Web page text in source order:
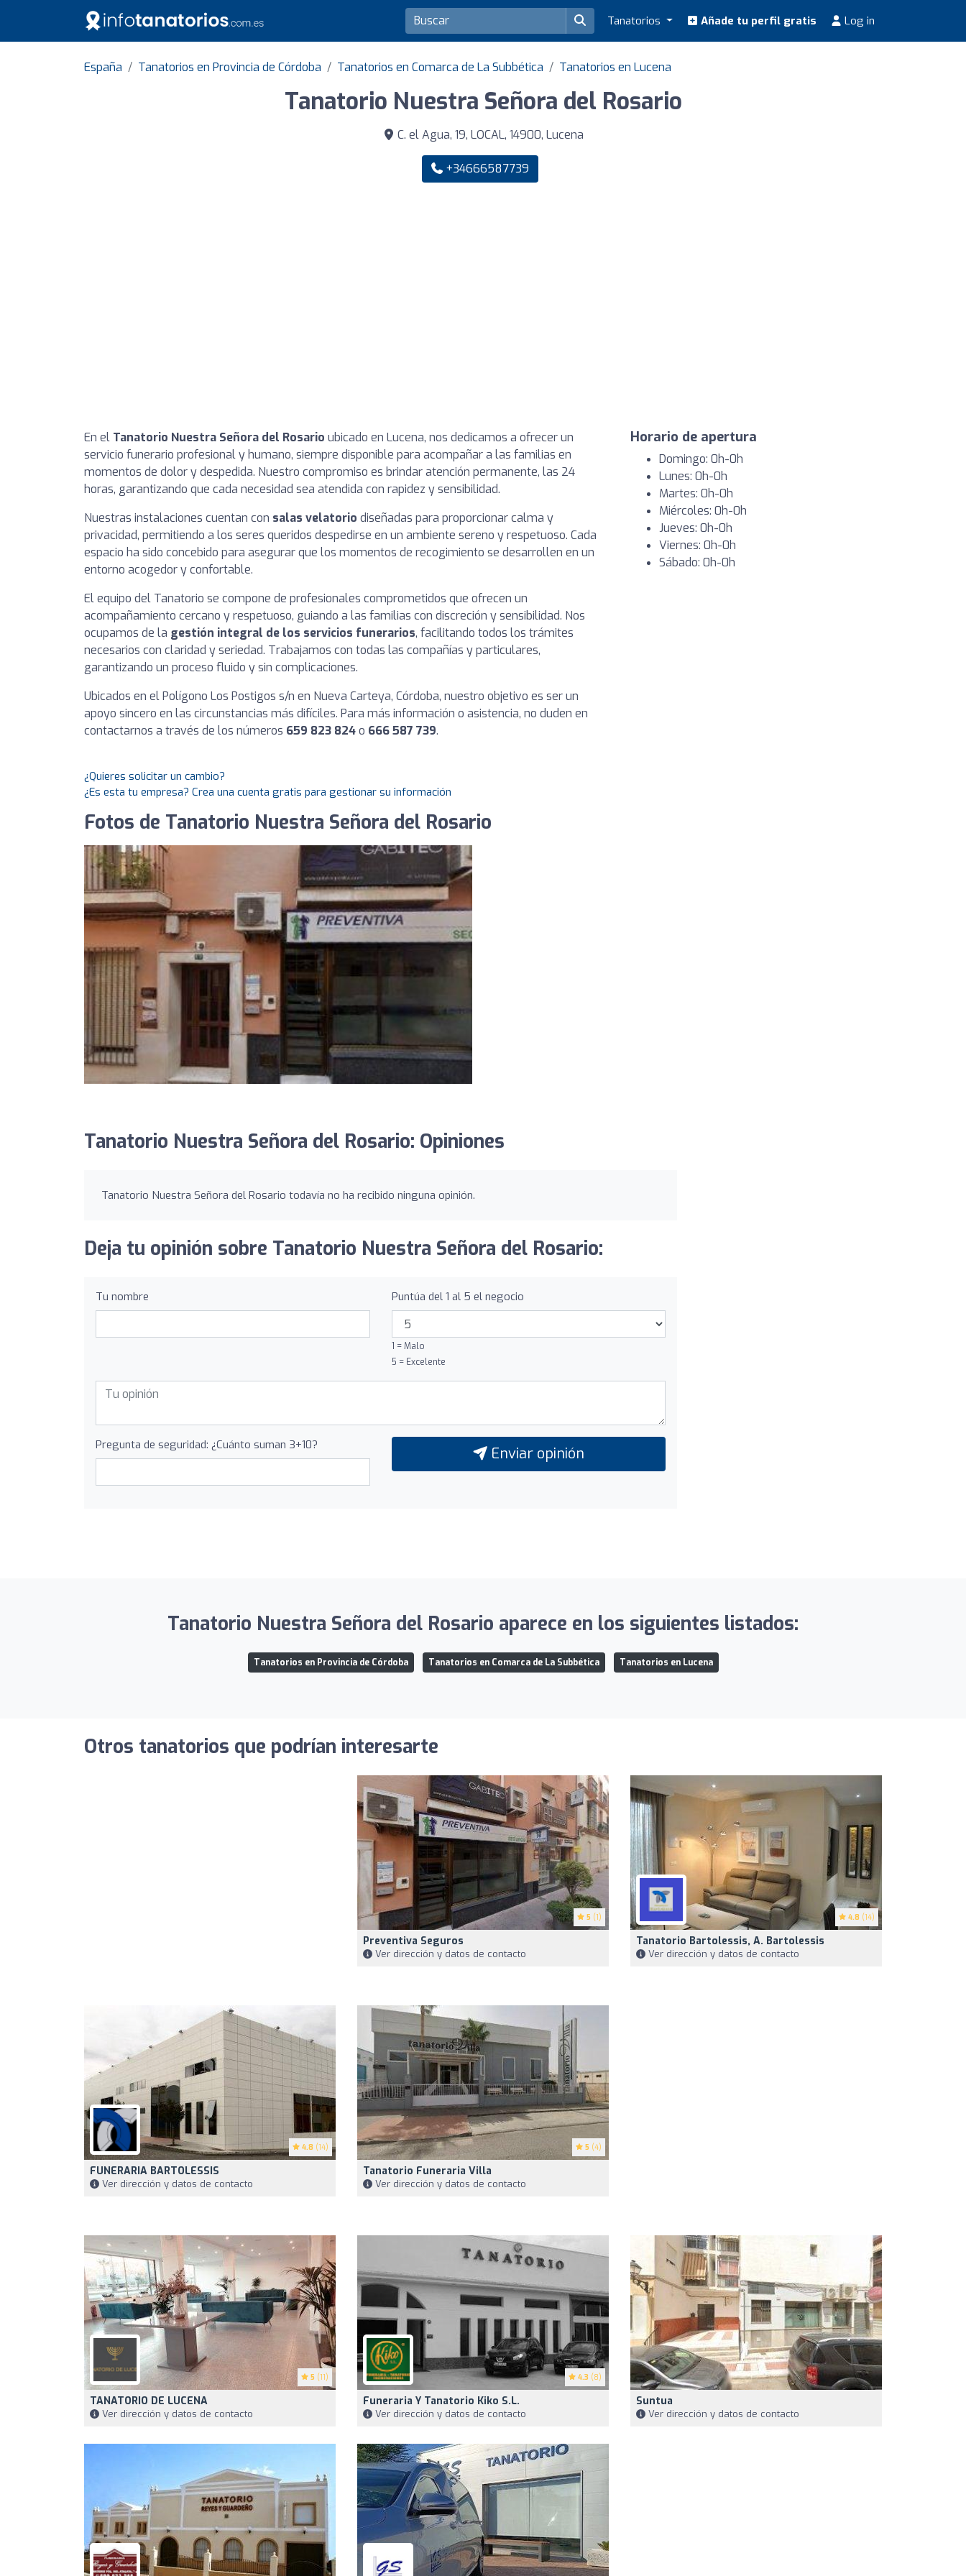
Tanatorios Añade tu perfil gratis Log in
España Tanatorios en Provincia de Córdoba Tanatorios en Comarca de La Subbética Tanatorios en Lucena
Tanatorio Nuestra Señora del Rosario
C. el Agua, 19, LOCAL, 14900, Lucena
+34666587739
En el Tanatorio Nuestra Señora del Rosario ubicado en Lucena, nos dedicamos a ofrecer un
servicio funerario profesional y humano, siempre disponible para acompañar a las familias en
momentos de dolor y despedida. Nuestro compromiso es brindar atención permanente, las 24
horas, garantizando que cada necesidad sea atendida con rapidez y sensibilidad.
Nuestras instalaciones cuentan con salas velatorio diseñadas para proporcionar calma y
privacidad, permitiendo a los seres queridos despedirse en un ambiente sereno y respetuoso. Cada
espacio ha sido concebido para asegurar que los momentos de recogimiento se desarrollen en un
entorno acogedor y confortable.
El equipo del Tanatorio se compone de profesionales comprometidos que ofrecen un
acompañamiento cercano y respetuoso, guiando a las familias con discreción y sensibilidad. Nos
ocupamos de la gestión integral de los servicios funerarios, facilitando todos los trámites
necesarios con claridad y seriedad. Trabajamos con todas las compañías y particulares,
garantizando un proceso fluido y sin complicaciones.
Ubicados en el Polígono Los Postigos s/n en Nueva Carteya, Córdoba, nuestro objetivo es ser un
apoyo sincero en las circunstancias más difíciles. Para más información o asistencia, no duden en
contactarnos a través de los números 659 823 824o 666 587 739.
Horario de apertura
Domingo: 0h-0h
Lunes: 0h-0h
Martes: 0h-0h
Miércoles: 0h-0h
Jueves: 0h-0h
Viernes: 0h-0h
Sábado: 0h-0h
¿Quieres solicitar un cambio?
¿Es esta tu empresa? Crea una cuenta gratis para gestionar su información
Fotos de Tanatorio Nuestra Señora del Rosario
Tanatorio Nuestra Señora del Rosario: Opiniones
Tanatorio Nuestra Señora del Rosario todavía no ha recibido ninguna opinión.
Deja tu opinión sobre Tanatorio Nuestra Señora del Rosario:
Tu nombre Puntúa del 1 al 5 el negocio
1 = Malo
5 = Excelente
Pregunta de seguridad: ¿Cuánto suman 3+10? Enviar opinión
Tanatorio Nuestra Señora del Rosario aparece en los siguientes listados:
Tanatorios en Provincia de Córdoba Tanatorios en Comarca de La Subbética Tanatorios en Lucena
Otros tanatorios que podrían interesarte
5 (1)
Preventiva Seguros
Ver dirección y datos de contacto
4.8 (14)
Tanatorio Bartolessis, A. Bartolessis
Ver dirección y datos de contacto
4.8 (14)
FUNERARIA BARTOLESSIS
Ver dirección y datos de contacto
5 (4)
Tanatorio Funeraria Villa
Ver dirección y datos de contacto
5 (11)
TANATORIO DE LUCENA
Ver dirección y datos de contacto
4.3 (8)
Funeraria Y Tanatorio Kiko S.L.
Ver dirección y datos de contacto
Suntua
Ver dirección y datos de contacto